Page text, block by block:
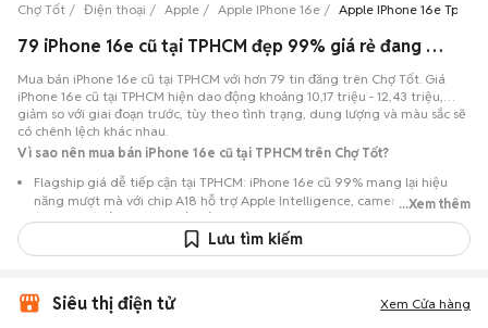
Chợ Tốt Điện thoại Apple Apple IPhone 16e Apple IPhone 16e Tp Hồ
79 iPhone 16e cũ tại TPHCM đẹp 99% giá rẻ đang bán 08/2026
Mua bán iPhone 16e cũ tại TPHCM với hơn 79 tin đăng trên Chợ Tốt. Giá
iPhone 16e cũ tại TPHCM hiện dao động khoảng 10,17 triệu - 12,43 triệu,
giảm so với giai đoạn trước, tùy theo tình trạng, dung lượng và màu sắc sẽ
có chênh lệch khác nhau.
Vì sao nên mua bán iPhone 16e cũ tại TPHCM trên Chợ Tốt?
Flagship giá dễ tiếp cận tại TPHCM: iPhone 16e cũ 99% mang lại hiệu
năng mượt mà với chip A18 hỗ trợ Apple Intelligence, camera đơn 48MP
(góc rộng) sắc nét và thiết kế trẻ trung, nhưng có mức giá hợp lý hơn so
128GB, 256GB, 512GB và các màu Đen, Trắng.
...Xem thêm
Lưu tìm kiếm
Siêu thị điện tử Xem Cửa hàng